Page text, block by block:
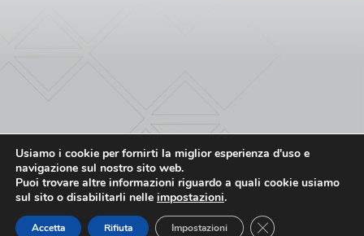
ATEC srl
Via G. Deledda 20 – 24040 Lallio (BG)
P.IVA 01816510166
CONTACT
atec@atecgroup.it
Privacy Policy
FOLLOW
US
Usiamo i cookie per fornirti la miglior esperienza d'uso e
navigazione sul nostro sito web.
Puoi trovare altre informazioni riguardo a quali cookie usiamo
sul sito o disabilitarli nelle impostazioni.
Accetta Rifiuta Impostazioni Close GDPR